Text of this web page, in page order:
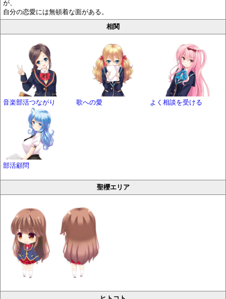
が、
自分の恋愛には無頓着な面がある。
相関
音楽部活つながり 歌への愛 よく相談を受ける
部活顧問
聖櫻エリア